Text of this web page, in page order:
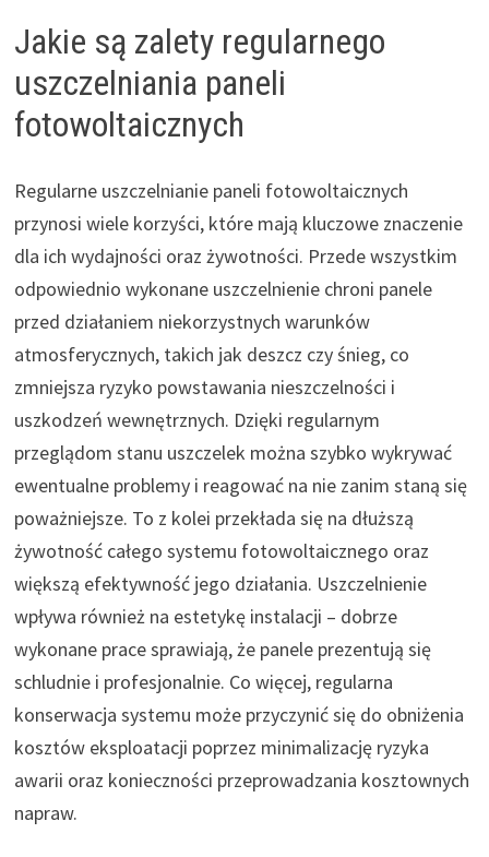
Jakie są zalety regularnego
uszczelniania paneli
fotowoltaicznych
Regularne uszczelnianie paneli fotowoltaicznych
przynosi wiele korzyści, które mają kluczowe znaczenie
dla ich wydajności oraz żywotności. Przede wszystkim
odpowiednio wykonane uszczelnienie chroni panele
przed działaniem niekorzystnych warunków
atmosferycznych, takich jak deszcz czy śnieg, co
zmniejsza ryzyko powstawania nieszczelności i
uszkodzeń wewnętrznych. Dzięki regularnym
przeglądom stanu uszczelek można szybko wykrywać
ewentualne problemy i reagować na nie zanim staną się
poważniejsze. To z kolei przekłada się na dłuższą
żywotność całego systemu fotowoltaicznego oraz
większą efektywność jego działania. Uszczelnienie
wpływa również na estetykę instalacji – dobrze
wykonane prace sprawiają, że panele prezentują się
schludnie i profesjonalnie. Co więcej, regularna
konserwacja systemu może przyczynić się do obniżenia
kosztów eksploatacji poprzez minimalizację ryzyka
awarii oraz konieczności przeprowadzania kosztownych
napraw.